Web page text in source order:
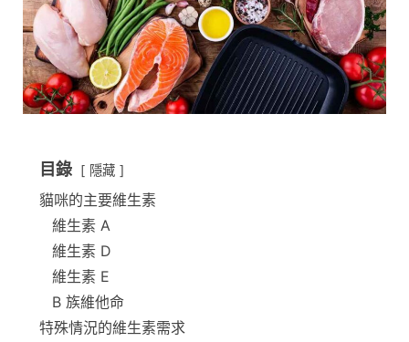
目錄 隱藏
貓咪的主要維生素
維生素 A
維生素 D
維生素 E
B 族維他命
特殊情況的維生素需求